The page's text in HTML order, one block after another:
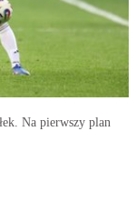
Na pierwszy plan